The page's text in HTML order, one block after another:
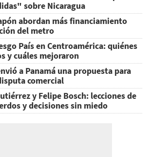
sobre Nicaragua
abordan más financiamiento
del metro
País en Centroamérica: quiénes
y cuáles mejoraron
a Panamá una propuesta para
comercial
y Felipe Bosch: lecciones de
y decisiones sin miedo